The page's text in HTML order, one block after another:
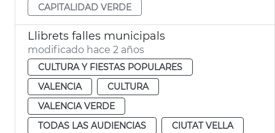
CAPITALIDAD VERDE
Llibrets falles municipals
modificado hace 2 años
CULTURA Y FIESTAS POPULARES
VALENCIA
CULTURA
VALENCIA VERDE
TODAS LAS AUDIENCIAS
CIUTAT VELLA